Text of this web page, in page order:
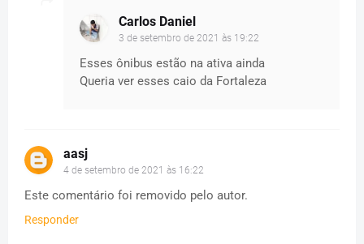
Carlos Daniel
3 de setembro de 2021 às 19:22
Esses ônibus estão na ativa ainda
Queria ver esses caio da Fortaleza
aasj
4 de setembro de 2021 às 16:22
Este comentário foi removido pelo autor.
Responder